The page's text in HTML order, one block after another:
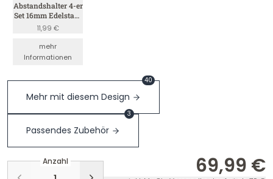
Abstandshalter 4-er
Set 16mm Edelstahl
(Satin 4mm)
11,99 €
mehr
Informationen
Mehr mit diesem Design
40
Passendes Zubehör
3
Anzahl 69,99 €